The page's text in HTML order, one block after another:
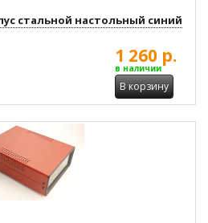
стальной настольный синий
1 260 р.
в наличии
В корзину